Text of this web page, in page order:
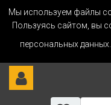
Мы используем файлы
Пользуясь сайтом, вы
персональных данных.